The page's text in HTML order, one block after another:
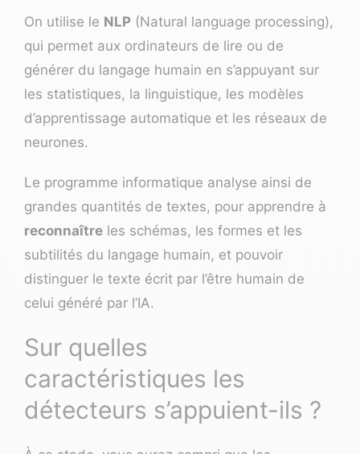
On utilise le NLP (Natural language processing),
qui permet aux ordinateurs de lire ou de
générer du langage humain en s’appuyant sur
les statistiques, la linguistique, les modèles
d’apprentissage automatique et les réseaux de
neurones.
Le programme informatique analyse ainsi de
grandes quantités de textes, pour apprendre à
reconnaître les schémas, les formes et les
subtilités du langage humain, et pouvoir
distinguer le texte écrit par l’être humain de
celui généré par l’IA.
Sur quelles
caractéristiques les
détecteurs s’appuient-ils ?